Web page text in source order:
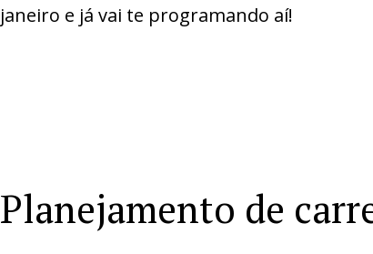
janeiro e já vai te programando aí!
Planejamento de